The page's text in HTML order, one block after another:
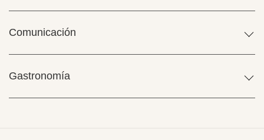
Comunicación
Gastronomía